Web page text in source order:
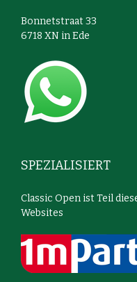
Bonnetstraat 33
6718 XN in Ede
SPEZIALISIERT
Classic Open ist Teil
Websites